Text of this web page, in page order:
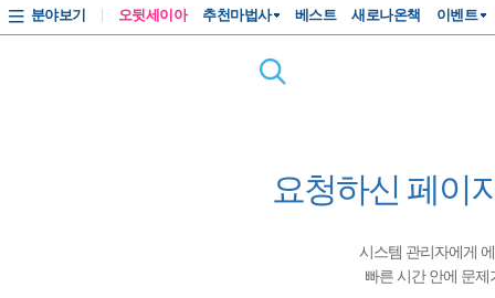
분야보기 오뒷세이아 추천마법사 베스트 새로나온책 이벤트
요청하신 페이
시스템 관리자에게
빠른 시간 안에 문